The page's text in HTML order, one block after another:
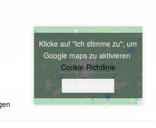
Klicke auf "Ich stimme zu", um
Google maps zu aktivieren
Cookie-Richtlinie